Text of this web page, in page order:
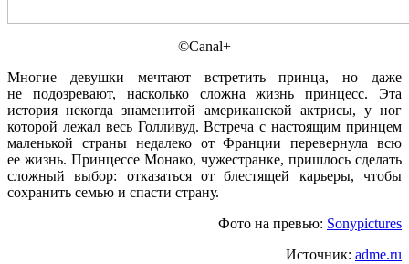
©Canal+
Многие девушки мечтают встретить принца, но даже
не подозревают, насколько сложна жизнь принцесс. Эта
история некогда знаменитой американской актрисы, у ног
которой лежал весь Голливуд. Встреча с настоящим принцем
маленькой страны недалеко от Франции перевернула всю
ее жизнь. Принцессе Монако, чужестранке, пришлось сделать
сложный выбор: отказаться от блестящей карьеры, чтобы
сохранить семью и спасти страну.
Фото на превью: Sonypictures
Источник: adme.ru